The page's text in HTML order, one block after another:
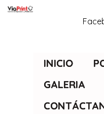
INICIO
GALERIA